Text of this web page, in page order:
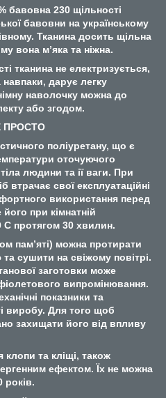
бавовна 230 щільності
бавовни на українському
Тканина досить щільна
вона м’яка та ніжна.
тканина не електризується,
навпаки, дарує легку
наволочку можна до
або згодом.
ПРОСТО
поліуретану, що є
оточуючого
людини та ії ваги. При
втрачає свої експлуатаційні
використання перед
при кімнатній
С протягом 30 хвилин.
пам’яті) можна протирати
сушити на свіжому повітрі.
заготовки може
випромінювання.
показники та
виробу. Для того щоб
захищати його від впливу
клопи та кліщі, також
ефектом. Їх не можна
років.